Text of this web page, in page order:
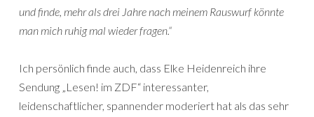
und finde, mehr als drei Jahre nach meinem Rauswurf könnte
man mich ruhig mal wieder fragen.“
Ich persönlich finde auch, dass Elke Heidenreich ihre
Sendung „Lesen! im ZDF“ interessanter,
leidenschaftlicher, spannender moderiert hat als das sehr